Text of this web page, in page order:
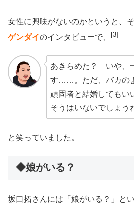
女性に興味がないのかというと、
ゲンダイのインタビューで、 [3]
あきらめた？ いや、
す……。ただ、バカの
頑固者と結婚してもい
そうはいないでしょう
と笑っていました。
◆娘がいる？
坂口拓さんには「娘がいる？」と